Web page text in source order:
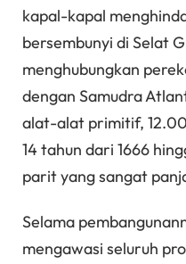
kapal-kapal
bersembunyi di Selat
menghubungkan
dengan Samudra
alat-alat primitif,
14 tahun dari 1666
parit yang sangat
Selama
mengawasi seluruh